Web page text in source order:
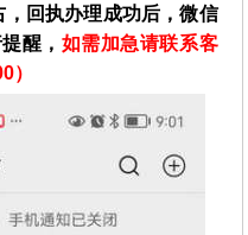
回执办理成功后，微信
醒， 如需加急请联系客
）